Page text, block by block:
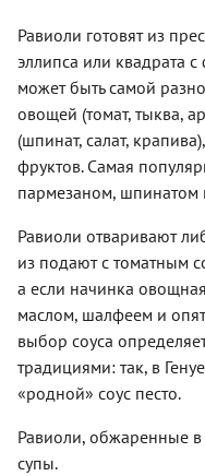
белые
грибы и
два
сыра.
и
Равиоли
всегда
имеют
форму.
когда
будете
делать
из теста
для
Можно
как
самостоятельное
блюдо, а
использовать
в салатах,
в
запечеными
с сыром,
как
гарнир к
мясным
или
рыбным
блюдам.
Маленькие
и
аппетитные,
нежные
или
дни.
вид пасты
с
начинкой,
называемые
равиоли,
чья
может
из чего
угодно.
Называются
они
«Кулурджонес».
Эти
равиоли
даже
выглядят
как
равиоли
Равиоли готовят из
эллипса или квадрата
может быть самой
овощей (томат, тыква,
(шпинат, салат,
фруктов. Самая
пармезаном, шпинатом
Равиоли отваривают
из подают с томатным
а если начинка
маслом, шалфеем и
выбор соуса
традициями: так, в
«родной» соус песто.
Равиоли, обжаренные
супы.